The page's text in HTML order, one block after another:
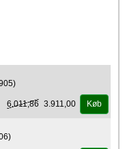
6.011,86 3.911,00 Køb